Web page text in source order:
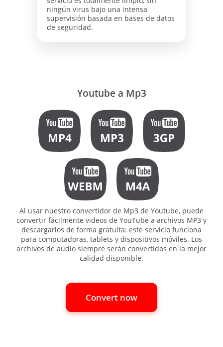
ningún virus bajo una intensa
supervisión basada en bases de datos
de seguridad.
Youtube a Mp3
Al usar nuestro convertidor de Mp3 de Youtube, puede
convertir fácilmente videos de YouTube a archivos MP3 y
descargarlos de forma gratuita: este servicio funciona
para computadoras, tablets y dispositivos móviles. Los
archivos de audio siempre serán convertidos en la mejor
calidad disponible.
Convert now